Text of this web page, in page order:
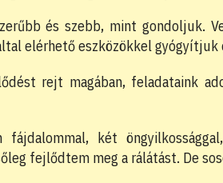
és szebb, mint gondoljuk.
elérhető eszközökkel gyógyítjuk
rejt magában, feladataink
két
fejlődtem meg a rálátást. De